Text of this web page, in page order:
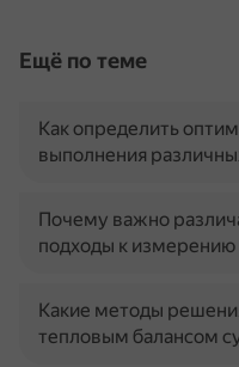
Ещё по теме
Как определить
выполнения
Почему важно
подходы к
Какие методы
тепловым балансом